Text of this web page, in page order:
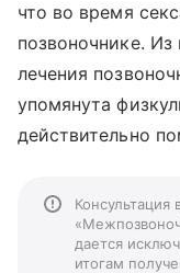
что во время
позвоночнике.
лечения
упомянута
действительно
Консультация
дается
итогам